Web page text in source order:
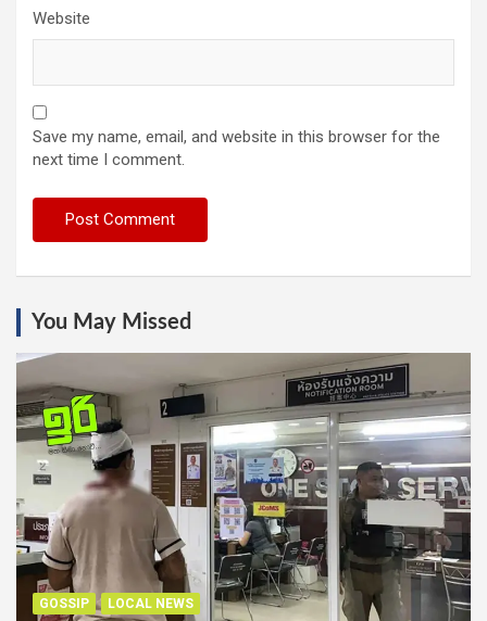
Website
Save my name, email, and website in this browser for the
next time I comment.
You May Missed
GOSSIP LOCAL NEWS